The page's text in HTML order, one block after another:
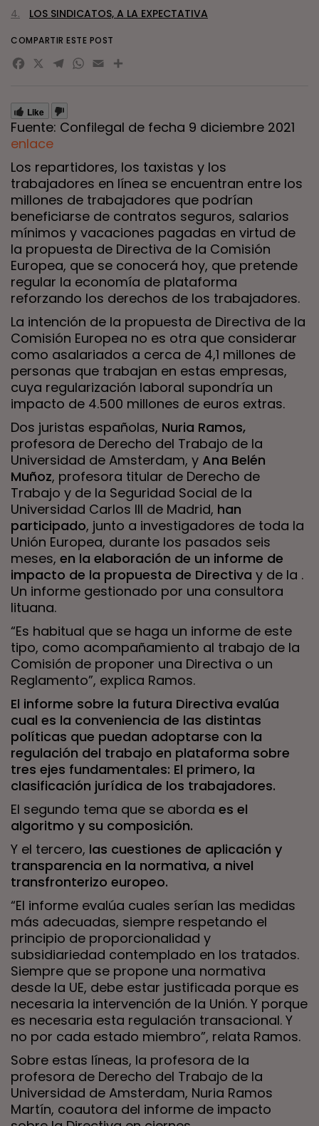
Like
Fuente: Confilegal de fecha 9 diciembre 2021
enlace
Los repartidores, los taxistas y los
trabajadores en línea se encuentran entre los
millones de trabajadores que podrían
beneficiarse de contratos seguros, salarios
mínimos y vacaciones pagadas en virtud de
la propuesta de Directiva de la Comisión
Europea, que se conocerá hoy, que pretende
regular la economía de plataforma
reforzando los derechos de los trabajadores.
La intención de la propuesta de Directiva de la
Comisión Europea no es otra que considerar
como asalariados a cerca de 4,1 millones de
personas que trabajan en estas empresas,
cuya regularización laboral supondría un
impacto de 4.500 millones de euros extras.
Dos juristas españolas, Nuria Ramos,
profesora de Derecho del Trabajo de la
Universidad de Amsterdam, y Ana Belén
Muñoz, profesora titular de Derecho de
Trabajo y de la Seguridad Social de la
Universidad Carlos III de Madrid, han
participado, junto a investigadores de toda la
Unión Europea, durante los pasados seis
meses, en la elaboración de un informe de
impacto de la propuesta de Directiva y de la .
Un informe gestionado por una consultora
lituana.
“Es habitual que se haga un informe de este
tipo, como acompañamiento al trabajo de la
Comisión de proponer una Directiva o un
Reglamento”, explica Ramos.
El informe sobre la futura Directiva evalúa
cual es la conveniencia de las distintas
políticas que puedan adoptarse con la
regulación del trabajo en plataforma sobre
tres ejes fundamentales: El primero, la
clasificación jurídica de los trabajadores.
El segundo tema que se aborda es el
algoritmo y su composición.
Y el tercero, las cuestiones de aplicación y
transparencia en la normativa, a nivel
transfronterizo europeo.
“El informe evalúa cuales serían las medidas
más adecuadas, siempre respetando el
principio de proporcionalidad y
subsidiariedad contemplado en los tratados.
Siempre que se propone una normativa
desde la UE, debe estar justificada porque es
necesaria la intervención de la Unión. Y porque
es necesaria esta regulación transacional. Y
no por cada estado miembro”, relata Ramos.
Sobre estas líneas, la profesora de la
profesora de Derecho del Trabajo de la
Universidad de Amsterdam, Nuria Ramos
Martín, coautora del informe de impacto
LOS SINDICATOS, A LA EXPECTATIVA
COMPARTIR ESTE POST
Facebook
X Telegram
WhatsApp
EmailCompartir